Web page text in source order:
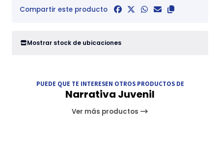
Compartir este producto
Mostrar stock de ubicaciones
PUEDE QUE TE INTERESEN OTROS PRODUCTOS DE
Narrativa Juvenil
Ver más productos